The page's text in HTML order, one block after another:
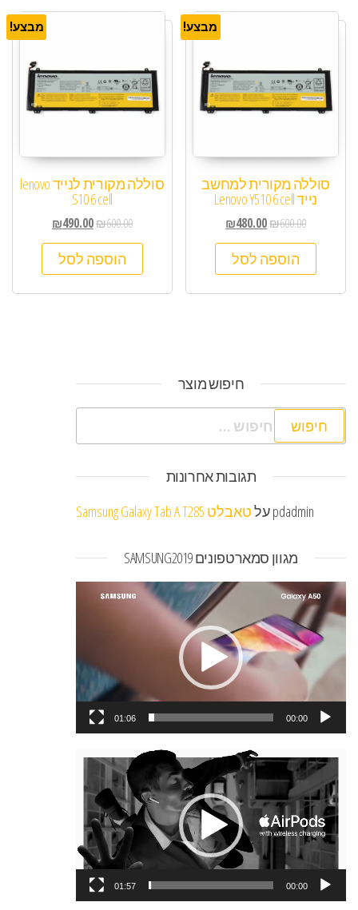
מבצע!
סוללה מקורית למחשב
נייד Lenovo Y510 6 cell
₪600.00
₪480.00
הוספה לסל
מבצע!
סוללה מקורית לנייד lenovo
S10 6 cell
₪600.00
₪490.00
הוספה לסל
חיפוש מוצר
חיפוש:
תגובות אחרונות
pdadminעלטאבלט Samsung Galaxy Tab A T285
מגוון סמארטפונים SAMSUNG2019
נגן
וידאו
00:00
01:06
נגן
וידאו
00:00
01:57